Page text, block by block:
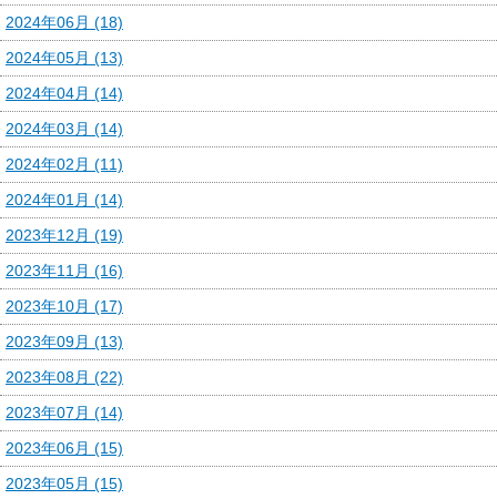
2024年06月 (18)
2024年05月 (13)
2024年04月 (14)
2024年03月 (14)
2024年02月 (11)
2024年01月 (14)
2023年12月 (19)
2023年11月 (16)
2023年10月 (17)
2023年09月 (13)
2023年08月 (22)
2023年07月 (14)
2023年06月 (15)
2023年05月 (15)